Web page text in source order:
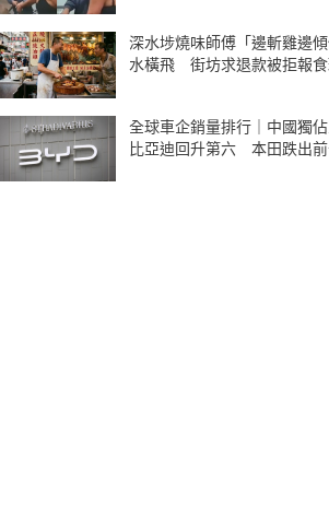
深水埗燒味師傅「邊斬雞邊
水橫飛 街坊求退款被拒報
全球車企銷量排行｜中國獨
比亞迪回升第六 本田跌出